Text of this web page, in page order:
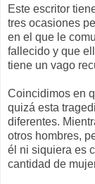
Este escritor
tres ocasiones
en el que le
fallecido y que
tiene un vago
Coincidimos en
quizá esta
diferentes.
otros hombres,
él ni siquiera es
cantidad de